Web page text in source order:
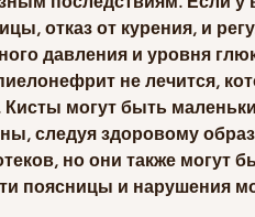
отказ от курения, и
давления и уровня
не лечится,
Кисты могут быть
следуя здоровому
но они также
поясницы и нарушения